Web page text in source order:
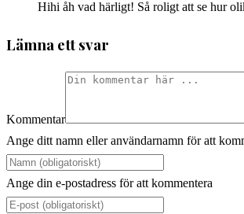
Hihi åh vad härligt! Så roligt att se hur
Lämna ett svar
Kommentar
Ange ditt namn eller användarnamn för att
Ange din e-postadress för att kommentera